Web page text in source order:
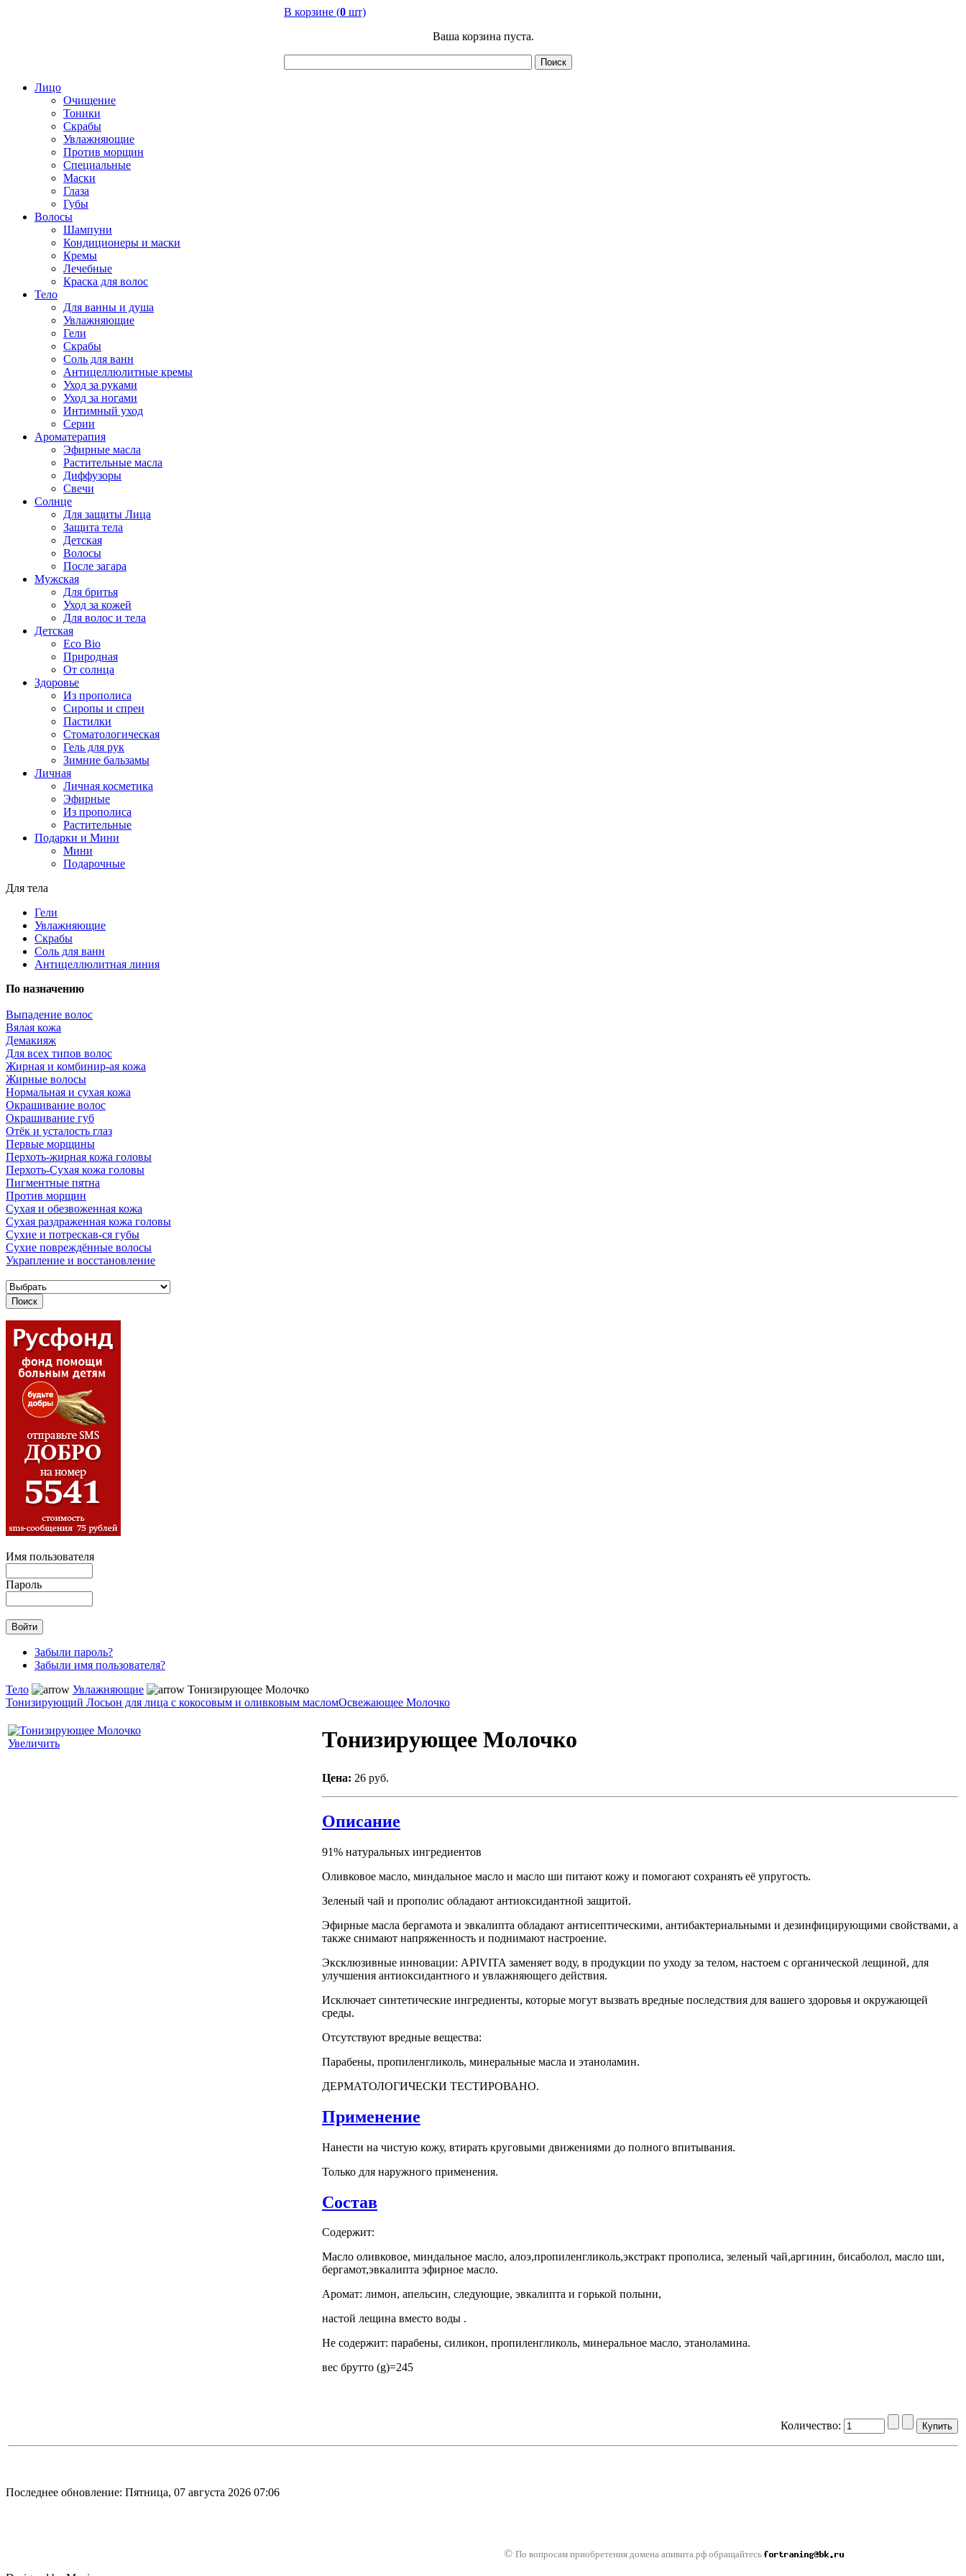
В корзине (0 шт)
Ваша корзина пуста.
Лицо
Очищение
Тоники
Скрабы
Увлажняющие
Против морщин
Специальные
Маски
Глаза
Губы
Волосы
Шампуни
Кондиционеры и маски
Кремы
Лечебные
Краска для волос
Тело
Для ванны и душа
Увлажняющие
Гели
Скрабы
Соль для ванн
Антицеллюлитные кремы
Уход за руками
Уход за ногами
Интимный уход
Серии
Ароматерапия
Эфирные масла
Растительные масла
Диффузоры
Свечи
Солнце
Для защиты Лица
Защита тела
Детская
Волосы
После загара
Мужская
Для бритья
Уход за кожей
Для волос и тела
Детская
Eco Bio
Природная
От солнца
Здоровье
Из прополиса
Сиропы и спреи
Пастилки
Стоматологическая
Гель для рук
Зимние бальзамы
Личная
Личная косметика
Эфирные
Из прополиса
Растительные
Подарки и Мини
Мини
Подарочные
Для тела
Гели
Увлажняющие
Скрабы
Соль для ванн
Антицеллюлитная линия
По назначению
Выпадение волос
Вялая кожа
Демакияж
Для всех типов волос
Жирная и комбинир-ая кожа
Жирные волосы
Нормальная и сухая кожа
Окрашивание волос
Окрашивание губ
Отёк и усталость глаз
Первые морщины
Перхоть-жирная кожа головы
Перхоть-Сухая кожа головы
Пигментные пятна
Против морщин
Сухая и обезвоженная кожа
Сухая раздраженная кожа головы
Сухие и потрескав-ся губы
Сухие повреждённые волосы
Украпление и восстановление
Имя пользователя
Пароль
Забыли пароль?
Забыли имя пользователя?
Тело
Увлажняющие
Тонизирующее Молочко
Тонизирующий Лосьон для лица с кокосовым и оливковым масломОсвежающее Молочко
Увеличить Тонизирующее Молочко
Цена: 26 руб.
Описание
91% натуральных ингредиентов
Оливковое масло, миндальное масло и масло ши питают кожу и помогают сохранять её упругость.
Зеленый чай и прополис обладают антиоксидантной защитой.
Эфирные масла бергамота и эвкалипта обладают антисептическими, антибактериальными и дезинфицирующими свойствами, а
также снимают напряженность и поднимают настроение.
Эксклюзивные инновации: APIVITA заменяет воду, в продукции по уходу за телом, настоем с органической лещиной, для
улучшения антиоксидантного и увлажняющего действия.
Исключает синтетические ингредиенты, которые могут вызвать вредные последствия для вашего здоровья и окружающей
среды.
Отсутствуют вредные вещества:
Парабены, пропиленгликоль, минеральные масла и этаноламин.
ДЕРМАТОЛОГИЧЕСКИ ТЕСТИРОВАНО.
Применение
Нанести на чистую кожу, втирать круговыми движениями до полного впитывания.
Только для наружного применения.
Состав
Содержит:
Масло оливковое, миндальное масло, алоэ,пропиленгликоль,экстракт прополиса, зеленый чай,аргинин, бисаболол, масло ши,
бергамот,эвкалипта эфирное масло.
Аромат: лимон, апельсин, следующие, эвкалипта и горькой полыни,
настой лещина вместо воды .
Не содержит: парабены, силикон, пропиленгликоль, минеральное масло, этаноламина.
вес брутто (g)=245
Количество:
Последнее обновление: Пятница, 07 августа 2026 07:06
© По вопросам приобретения домена апивита.рф обращайтесь